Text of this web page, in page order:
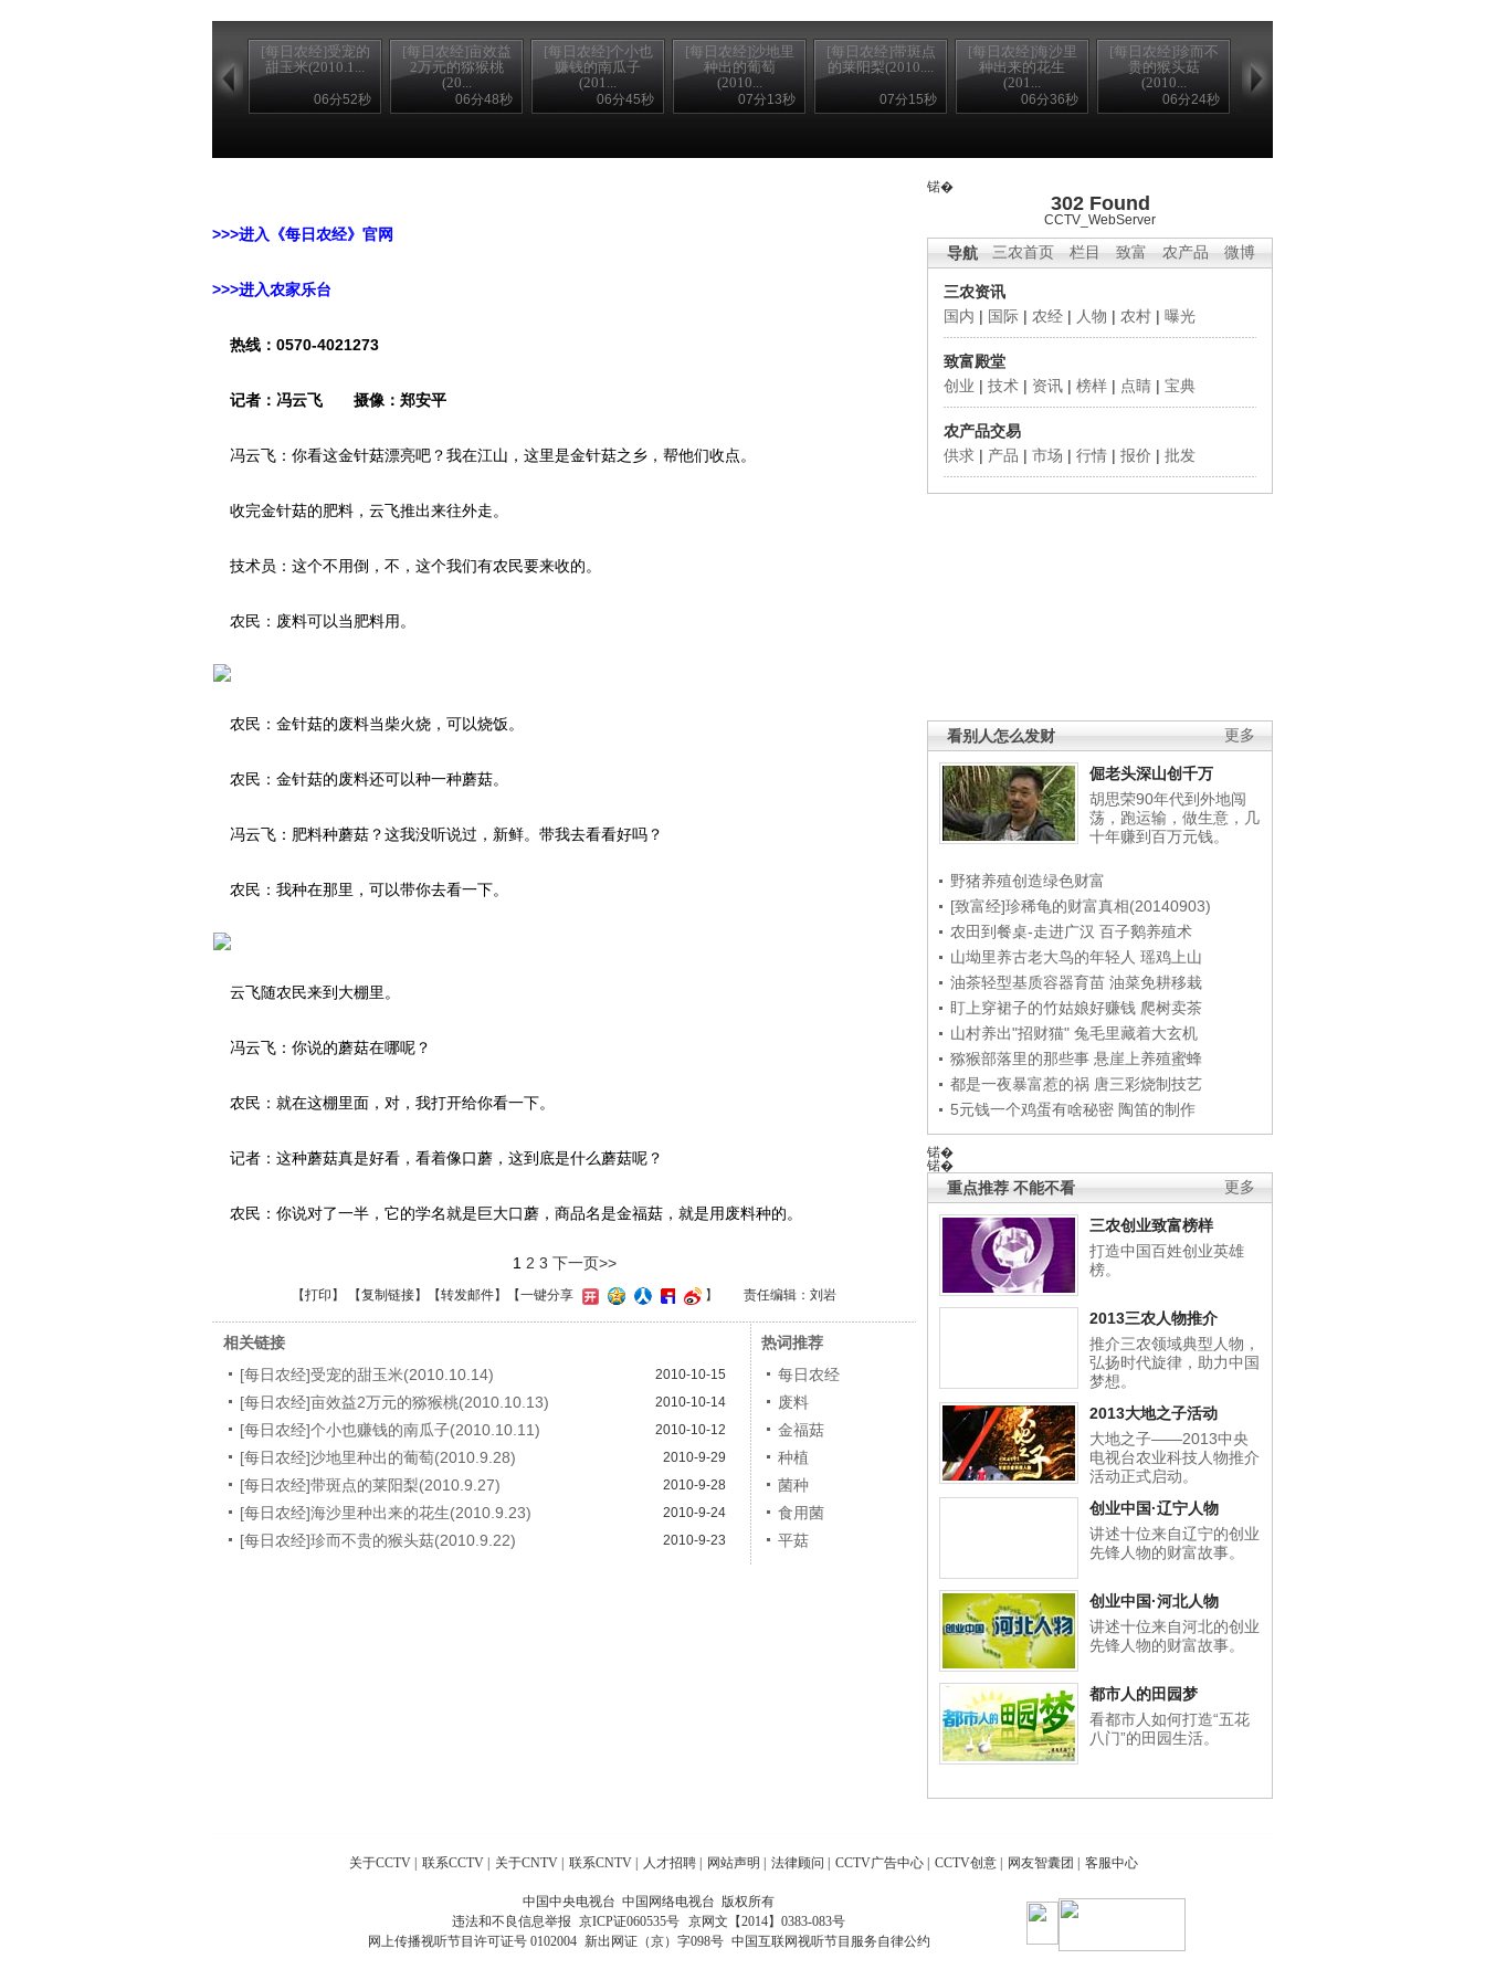
[每日农经]受宠的
甜玉米(2010.1...
06分52秒
[每日农经]亩效益
2万元的猕猴桃
(20...
06分48秒
[每日农经]个小也
赚钱的南瓜子
(201...
06分45秒
[每日农经]沙地里
种出的葡萄
(2010...
07分13秒
[每日农经]带斑点
的莱阳梨(2010....
07分15秒
[每日农经]海沙里
种出来的花生
(201...
06分36秒
[每日农经]珍而不
贵的猴头菇
(2010...
06分24秒
锘�
302 Found
CCTV_WebServer
三农首页 栏目 致富 农产品 微博
导航
三农资讯
国内 | 国际 | 农经 | 人物 | 农村 | 曝光
致富殿堂
创业 | 技术 | 资讯 | 榜样 | 点睛 | 宝典
农产品交易
供求 | 产品 | 市场 | 行情 | 报价 | 批发
更多
看别人怎么发财
倔老头深山创千万
胡思荣90年代到外地闯
荡，跑运输，做生意，几
十年赚到百万元钱。
野猪养殖创造绿色财富
[致富经]珍稀龟的财富真相(20140903)
农田到餐桌-走进广汉 百子鹅养殖术
山坳里养古老大鸟的年轻人 瑶鸡上山
油茶轻型基质容器育苗 油菜免耕移栽
盯上穿裙子的竹姑娘好赚钱 爬树卖茶
山村养出"招财猫" 兔毛里藏着大玄机
猕猴部落里的那些事 悬崖上养殖蜜蜂
都是一夜暴富惹的祸 唐三彩烧制技艺
5元钱一个鸡蛋有啥秘密 陶笛的制作
锘�
锘�
更多
重点推荐 不能不看
三农创业致富榜样
打造中国百姓创业英雄
榜。
2013三农人物推介
推介三农领域典型人物，
弘扬时代旋律，助力中国
梦想。
2013大地之子活动
大地之子——2013中央
电视台农业科技人物推介
活动正式启动。
创业中国·辽宁人物
讲述十位来自辽宁的创业
先锋人物的财富故事。
创业中国·河北人物
讲述十位来自河北的创业
先锋人物的财富故事。
都市人的田园梦
看都市人如何打造“五花
八门”的田园生活。
>>>进入《每日农经》官网
>>>进入农家乐台
热线：0570-4021273
记者：冯云飞 摄像：郑安平
冯云飞：你看这金针菇漂亮吧？我在江山，这里是金针菇之乡，帮他们收点。
收完金针菇的肥料，云飞推出来往外走。
技术员：这个不用倒，不，这个我们有农民要来收的。
农民：废料可以当肥料用。
农民：金针菇的废料当柴火烧，可以烧饭。
农民：金针菇的废料还可以种一种蘑菇。
冯云飞：肥料种蘑菇？这我没听说过，新鲜。带我去看看好吗？
农民：我种在那里，可以带你去看一下。
云飞随农民来到大棚里。
冯云飞：你说的蘑菇在哪呢？
农民：就在这棚里面，对，我打开给你看一下。
记者：这种蘑菇真是好看，看着像口蘑，这到底是什么蘑菇呢？
农民：你说对了一半，它的学名就是巨大口蘑，商品名是金福菇，就是用废料种的。
1 2 3 下一页>>
【打印 】 【复制链接】【转发邮件】 【一键分享 】 责任编辑：刘岩
相关链接
[每日农经]受宠的甜玉米(2010.10.14)
2010-10-15
[每日农经]亩效益2万元的猕猴桃(2010.10.13) 2010-10-14
[每日农经]个小也赚钱的南瓜子(2010.10.11) 2010-10-12
[每日农经]沙地里种出的葡萄(2010.9.28) 2010-9-29
[每日农经]带斑点的莱阳梨(2010.9.27) 2010-9-28
[每日农经]海沙里种出来的花生(2010.9.23) 2010-9-24
[每日农经]珍而不贵的猴头菇(2010.9.22) 2010-9-23
热词推荐
每日农经
废料
金福菇
种植
菌种
食用菌
平菇
关于CCTV 联系CCTV 关于CNTV 联系CNTV 人才招聘 网站声明 法律顾问 CCTV广告中心 CCTV创意 网友智囊团 客服中心
中国中央电视台 中国网络电视台 版权所有
违法和不良信息举报 京ICP证060535号
京网文【2014】0383-083号
网上传播视听节目许可证号 0102004 新出网证（京）字098号 中国互联网视听节目服务自律公约